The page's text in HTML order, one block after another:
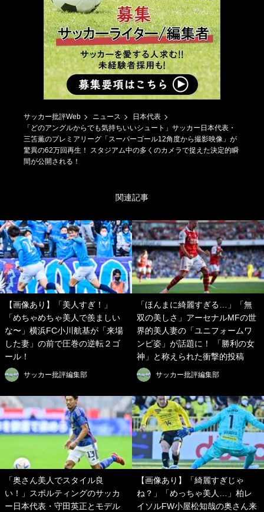
サッカー批評Web ニュース
日本代表
「どのアングルからでも気持ちいいシュート」サッカー日本代表・
三笘薫のプレミアリーグ「スーパーゴール12角度から撮影映像」が
驚異の62万回再生！ スタジアム中の多くのカメラで捉えた決定的瞬
間が公開される！
関連記事
【画像あり】「美人すぎ！」
「めちゃめちゃ美人で羨ましい
な〜」横浜FC小川航基が「来場
した妻」の前で圧巻の逆転２ゴ
ール！
サッカー批評編集部
「ほんまに綺麗すぎる…」「無
双の美しさ」アーセナルMFの世
界的美人妻の「ユニフォームワ
ンピ姿」が話題に！ 「勝利の女
神」と称えられた衝撃的投稿
サッカー批評編集部
「奥さん美人でスタイル良
い！」スポルティングのサッカ
ー日本代表・守田英正とモデル
【画像あり】「綺麗すぎじゃ
ね？」「めっちゃ美人…」柏レ
イソルFW小屋松知哉の奥さん来